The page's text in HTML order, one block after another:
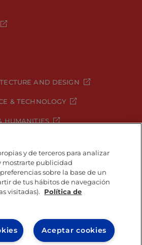
AND DESIGN
& TECHNOLOGY
HUMANITIES
Política de Privacidad
Política de seguridad
Standards
Canal Compliance
IE University 2026
y de terceros para analizar
mostrarte publicidad
sobre la base de un
de tus hábitos de navegación
visitadas).
Política de
Aceptar cookies